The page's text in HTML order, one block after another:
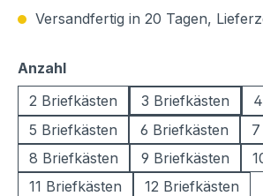
Versandfertig in 20 Tagen,
Anzahlauswählen
2 Briefkästen
3 Briefkästen
5 Briefkästen
6 Briefkästen
8 Briefkästen
9 Briefkästen
11 Briefkästen
12 Briefkästen